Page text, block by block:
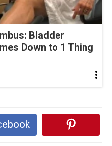
Bladder
Down to 1 Thing